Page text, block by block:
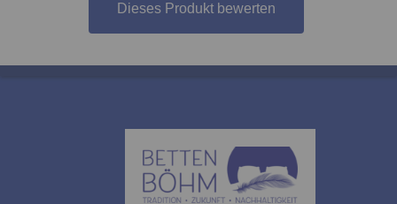
Dieses Produkt bewerten